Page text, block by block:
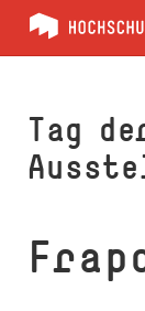
Tag